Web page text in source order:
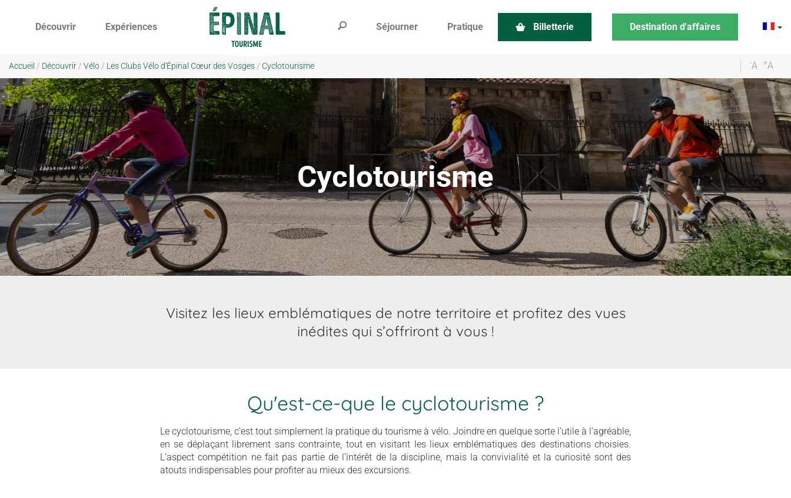
Découvrir Expériences Séjourner Pratique Billetterie Destination d'affaires
Accueil / Découvrir / Vélo / Les Clubs Vélo d'Épinal Cœur des Vosges / Cyclotourisme -A +A
Cyclotourisme
Visitez les lieux emblématiques de notre territoire et profitez des vues
inédites qui s’offriront à vous !
Qu'est-ce-que le cyclotourisme ?
Le cyclotourisme, c’est tout simplement la pratique du tourisme à vélo. Joindre en quelque sorte l’utile à l’agréable,
en se déplaçant librement sans contrainte, tout en visitant les lieux emblématiques des destinations choisies.
L’aspect compétition ne fait pas partie de l’intérêt de la discipline, mais la convivialité et la curiosité sont des
atouts indispensables pour profiter au mieux des excursions.